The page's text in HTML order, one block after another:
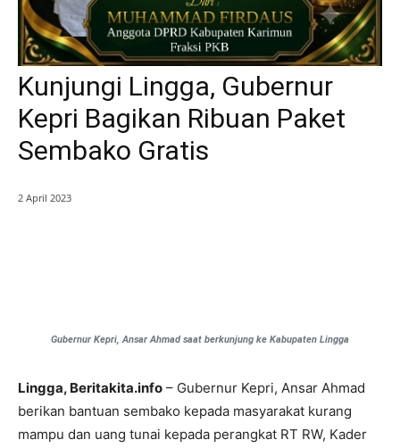
Kunjungi Lingga, Gubernur
Kepri Bagikan Ribuan Paket
Sembako Gratis
2 April 2023
Gubernur Kepri, Ansar Ahmad saat berkunjung ke Kabupaten Lingga
Lingga, Beritakita.info – Gubernur Kepri, Ansar Ahmad
berikan bantuan sembako kepada masyarakat kurang
mampu dan uang tunai kepada perangkat RT RW, Kader